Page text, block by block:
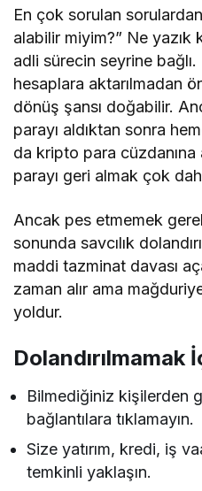
En çok sorulan
alabilir miyim?” Ne yazık
adli sürecin seyrine
hesaplara aktarılmadan
dönüş şansı doğabilir.
parayı aldıktan sonra
da kripto para cüzdanına
parayı geri almak çok
Ancak pes etmemek
sonunda savcılık
maddi tazminat davası
zaman alır ama
yoldur.
Dolandırılmamak
Bilmediğiniz kişilerden
bağlantılara tıklamayın.
Size yatırım, kredi, iş
temkinli yaklaşın.